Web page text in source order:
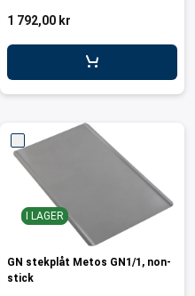
1 792,00 kr
I LAGER
GN stekplåt Metos GN1/1, non-
stick